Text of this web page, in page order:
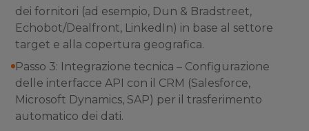
dei fornitori (ad esempio, Dun & Bradstreet,
Echobot/Dealfront, LinkedIn) in base al settore
target e alla copertura geografica.
Passo 3: Integrazione tecnica – Configurazione
delle interfacce API con il CRM (Salesforce,
Microsoft Dynamics, SAP) per il trasferimento
automatico dei dati.